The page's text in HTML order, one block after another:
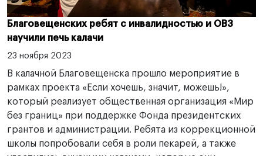
Благовещенских ребят с инвалидностью и ОВЗ
научили печь калачи
23 ноября 2023
В калачной Благовещенска прошло мероприятие в
рамках проекта «Если хочешь, значит, можешь!»,
который реализует общественная организация «Мир
без границ» при поддержке Фонда президентских
грантов и администрации. Ребята из коррекционной
школы попробовали себя в роли пекарей, а также